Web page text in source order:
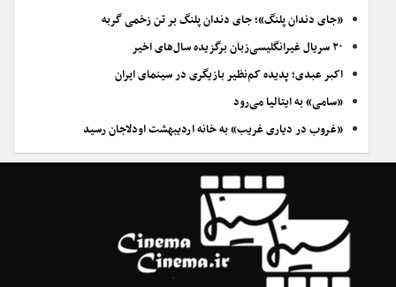
«جای دندان پلنگ»؛ جای دندان پلنگ بر تن زخمی گربه
۲۰ سریال غیرانگلیسی‌زبان برگزیده سال‌های اخیر
اکبر عبدی؛ پدیده کم‌نظیر بازیگری در سینمای ایران
«سامی» به ایتالیا می‌رود
«غروب در دیاری غریب» به خانه اردیبهشت اودلاجان رسید